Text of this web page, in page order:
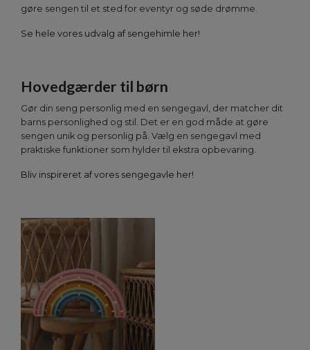
gøre sengen til et sted for eventyr og søde drømme.
Se hele vores udvalg af sengehimle her!
Hovedgærder til børn
Gør din seng personlig med en sengegavl, der matcher dit
barns personlighed og stil. Det er en god måde at gøre
sengen unik og personlig på. Vælg en sengegavl med
praktiske funktioner som hylder til ekstra opbevaring.
Bliv inspireret af vores sengegavle her!